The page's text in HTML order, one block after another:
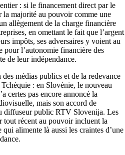
: si le financement direct par le
la majorité au pouvoir comme une
allègement de la charge financière
en omettant le fait que l’argent
impôts, ses adversaires y voient au
pour l’autonomie financière des
de leur indépendance.
médias publics et de la redevance
: en Slovénie, le nouveau
certes pas encore annoncé la
mais son accord de
diffuseur public RTV Slovenija. Les
tout récent au pouvoir incluent la
alimente là aussi les craintes d’une